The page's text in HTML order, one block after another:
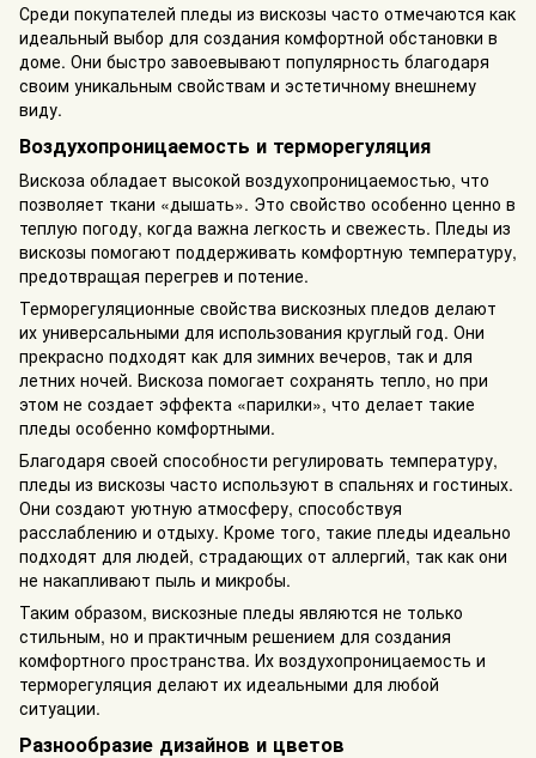
Среди покупателей пледы из вискозы часто отмечаются как
идеальный выбор для создания комфортной обстановки в
доме. Они быстро завоевывают популярность благодаря
своим уникальным свойствам и эстетичному внешнему
виду.
Воздухопроницаемость и терморегуляция
Вискоза обладает высокой воздухопроницаемостью, что
позволяет ткани «дышать». Это свойство особенно ценно в
теплую погоду, когда важна легкость и свежесть. Пледы из
вискозы помогают поддерживать комфортную температуру,
предотвращая перегрев и потение.
Терморегуляционные свойства вискозных пледов делают
их универсальными для использования круглый год. Они
прекрасно подходят как для зимних вечеров, так и для
летних ночей. Вискоза помогает сохранять тепло, но при
этом не создает эффекта «парилки», что делает такие
пледы особенно комфортными.
Благодаря своей способности регулировать температуру,
пледы из вискозы часто используют в спальнях и гостиных.
Они создают уютную атмосферу, способствуя
расслаблению и отдыху. Кроме того, такие пледы идеально
подходят для людей, страдающих от аллергий, так как они
не накапливают пыль и микробы.
Таким образом, вискозные пледы являются не только
стильным, но и практичным решением для создания
комфортного пространства. Их воздухопроницаемость и
терморегуляция делают их идеальными для любой
ситуации.
Разнообразие дизайнов и цветов